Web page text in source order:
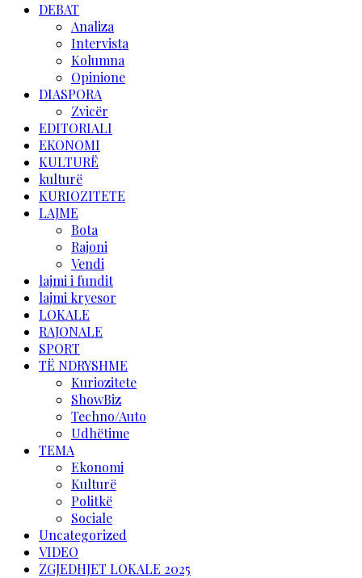
DEBAT
Analiza
Intervista
Kolumna
Opinione
DIASPORA
Zvicër
EDITORIALI
EKONOMI
KULTURË
kulturë
KURIOZITETE
LAJME
Bota
Rajoni
Vendi
lajmi i fundit
lajmi kryesor
LOKALE
RAJONALE
SPORT
TË NDRYSHME
Kuriozitete
ShowBiz
Techno/Auto
Udhëtime
TEMA
Ekonomi
Kulturë
Politkë
Sociale
Uncategorized
VIDEO
ZGJEDHJET LOKALE 2025